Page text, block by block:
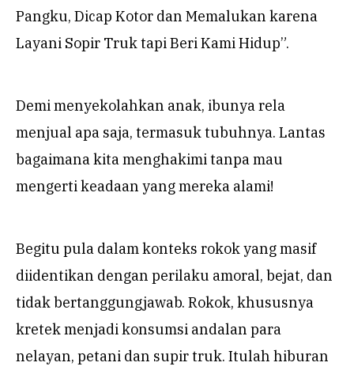
Pangku, Dicap Kotor dan Memalukan karena
Layani Sopir Truk tapi Beri Kami Hidup”.
Demi menyekolahkan anak, ibunya rela
menjual apa saja, termasuk tubuhnya. Lantas
bagaimana kita menghakimi tanpa mau
mengerti keadaan yang mereka alami!
Begitu pula dalam konteks rokok yang masif
diidentikan dengan perilaku amoral, bejat, dan
tidak bertanggungjawab. Rokok, khususnya
kretek menjadi konsumsi andalan para
nelayan, petani dan supir truk. Itulah hiburan